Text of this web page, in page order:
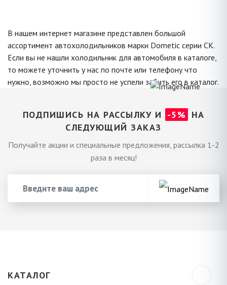
В нашем интернет магазине представлен большой
ассортимент автохолодильников марки Dometic серии CK.
Если вы не нашли холодильник для автомобиля в каталоге,
то можете уточнить у нас по почте или телефону что
нужно, возможно мы просто не успели забить его в каталог.
ПОДПИШИСЬ НА РАССЫЛКУ И -5%
НА
СЛЕДУЮЩИЙ ЗАКАЗ
Получайте акции и специальные предложения, рассылка 1-2
раза в месяц!
КАТАЛОГ